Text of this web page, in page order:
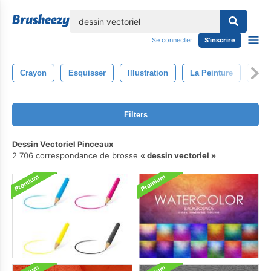
Se connecter S'inscrire
Crayon Esquisser Illustration La Peinture Art
Filters
Dessin Vectoriel Pinceaux
2 706 correspondance de brosse
dessin vectoriel